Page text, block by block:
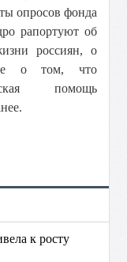
опросов фонда
рапортуют об
россиян, о
о том, что
помощь
к росту